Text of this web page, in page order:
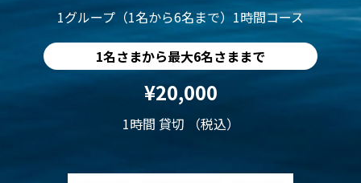
1グループ（1名から6名まで）1時間コース
1名さまから最大6名さままで
¥20,000
1時間 貸切 （税込）